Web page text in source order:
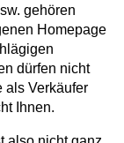
gehören
Homepage
dürfen nicht
als Verkäufer
Ihnen.